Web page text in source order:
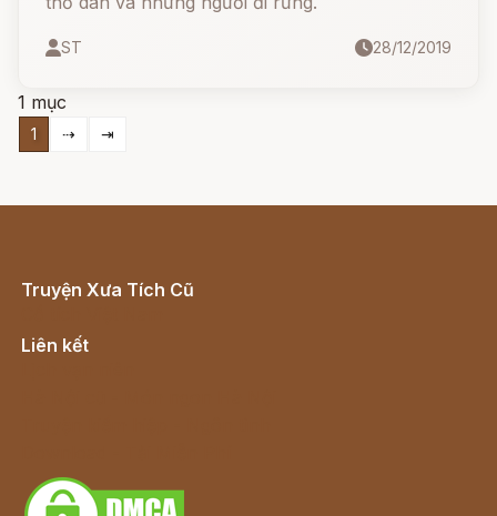
ST 28/12/2019
1 mục
1 ⇢ ⇥
Truyện Xưa Tích Cũ
Liên kết